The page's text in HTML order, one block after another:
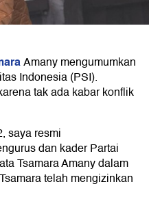
Amany mengumumkan
Indonesia (PSI).
tak ada kabar konflik
saya resmi
dan kader Partai
Tsamara Amany dalam
telah mengizinkan